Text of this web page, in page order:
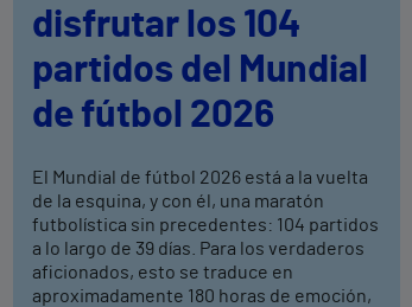
disfrutar los 104
partidos del Mundial
de fútbol 2026
El Mundial de fútbol 2026 está a la vuelta
de la esquina, y con él, una maratón
futbolística sin precedentes: 104 partidos
a lo largo de 39 días. Para los verdaderos
aficionados, esto se traduce en
aproximadamente 180 horas de emoción,